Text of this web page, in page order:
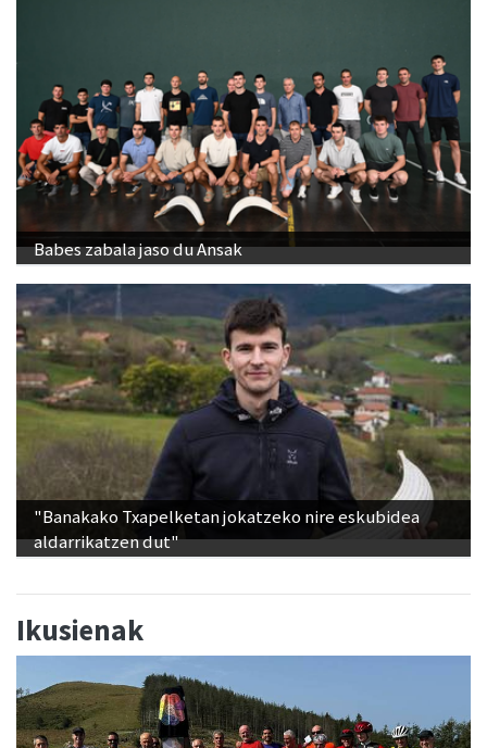
Babes zabala jaso du Ansak
"Banakako Txapelketan jokatzeko nire eskubidea
aldarrikatzen dut"
Ikusienak